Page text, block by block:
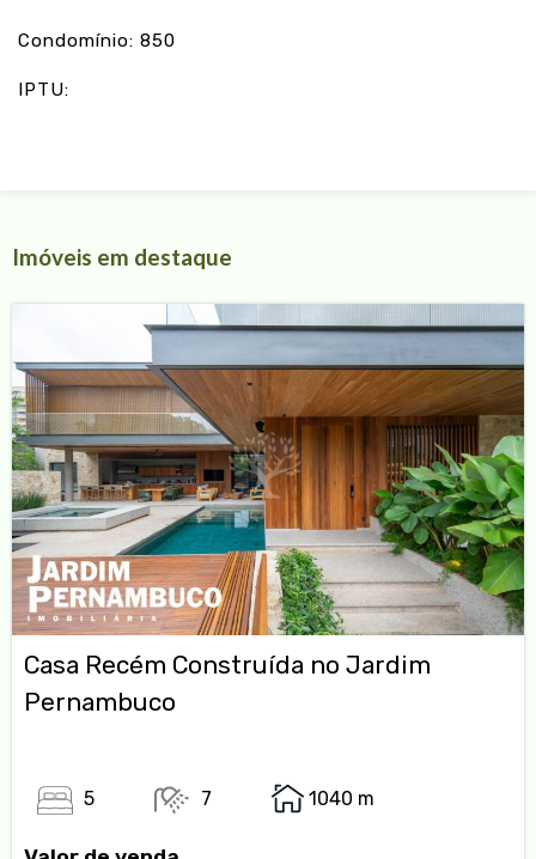
Condomínio: 850
IPTU:
Imóveis em destaque
Casa Recém Construída no Jardim
Pernambuco
5 7 1040 m